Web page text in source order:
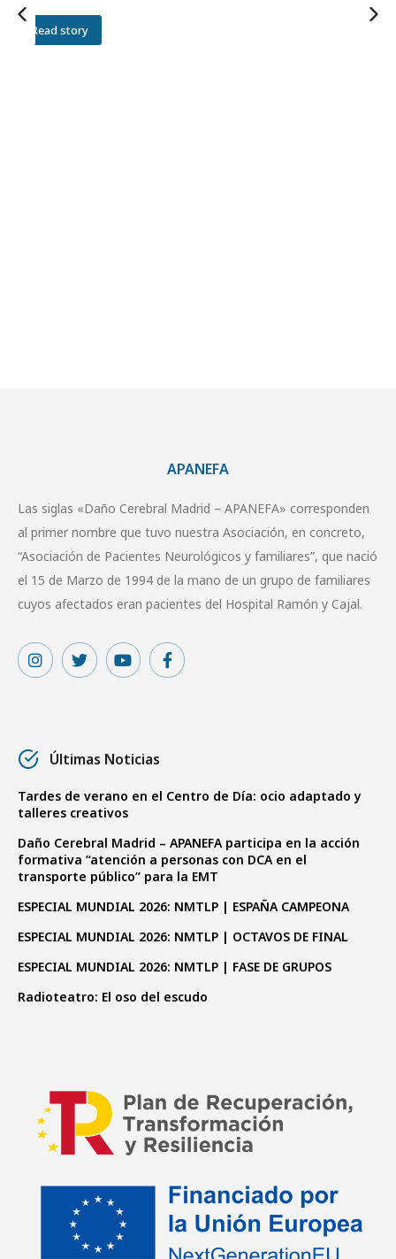
Read story
APANEFA
Las siglas «Daño Cerebral Madrid – APANEFA» corresponden
al primer nombre que tuvo nuestra Asociación, en concreto,
“Asociación de Pacientes Neurológicos y familiares”, que nació
el 15 de Marzo de 1994 de la mano de un grupo de familiares
cuyos afectados eran pacientes del Hospital Ramón y Cajal.
Últimas Noticias
Tardes de verano en el Centro de Día: ocio adaptado y
talleres creativos
Daño Cerebral Madrid – APANEFA participa en la acción
formativa “atención a personas con DCA en el
transporte público” para la EMT
ESPECIAL MUNDIAL 2026: NMTLP | ESPAÑA CAMPEONA
ESPECIAL MUNDIAL 2026: NMTLP | OCTAVOS DE FINAL
ESPECIAL MUNDIAL 2026: NMTLP | FASE DE GRUPOS
Radioteatro: El oso del escudo